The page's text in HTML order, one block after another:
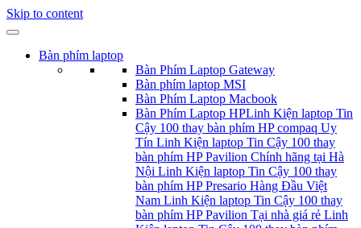
Skip to content
Bàn phím laptop
Bàn Phím Laptop Gateway
Bàn phím laptop MSI
Bàn Phím Laptop Macbook
Bàn Phím Laptop HPLinh Kiện laptop Tin
Cậy 100 thay bàn phím HP compaq Uy
Tín Linh Kiện laptop Tin Cậy 100 thay
bàn phím HP Pavilion Chính hãng tại Hà
Nội Linh Kiện laptop Tin Cậy 100 thay
bàn phím HP Presario Hàng Đầu Việt
Nam Linh Kiện laptop Tin Cậy 100 thay
bàn phím HP Pavilion Tại nhà giá rẻ Linh